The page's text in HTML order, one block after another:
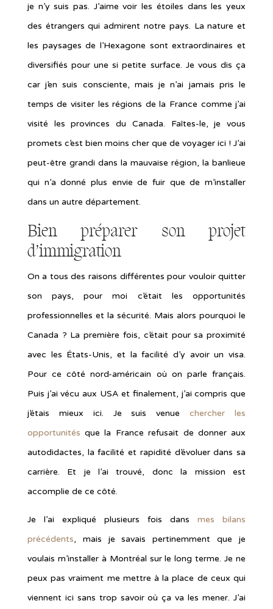
je n’y suis pas. J’aime voir les étoiles dans les yeux
des étrangers qui admirent notre pays. La nature et
les paysages de l’Hexagone sont extraordinaires et
diversifiés pour une si petite surface. Je vous dis ça
car j’en suis consciente, mais je n’ai jamais pris le
temps de visiter les régions de la France comme j’ai
visité les provinces du Canada. Faîtes-le, je vous
promets c’est bien moins cher que de voyager ici ! J’ai
peut-être grandi dans la mauvaise région, la banlieue
qui n’a donné plus envie de fuir que de m’installer
dans un autre département.
Bien préparer son projet
d’immigration
On a tous des raisons différentes pour vouloir quitter
son pays, pour moi c’était les opportunités
professionnelles et la sécurité. Mais alors pourquoi le
Canada ? La première fois, c’était pour sa proximité
avec les États-Unis, et la facilité d’y avoir un visa.
Pour ce côté nord-américain où on parle français.
Puis j’ai vécu aux USA et finalement, j’ai compris que
j’étais mieux ici. Je suis venuechercher les
opportunités que la France refusait de donner aux
autodidactes, la facilité et rapidité d’évoluer dans sa
carrière. Et je l’ai trouvé, donc la mission est
accomplie de ce côté.
Je l’ai expliqué plusieurs fois dansmes bilans
précédents, mais je savais pertinemment que je
voulais m’installer à Montréal sur le long terme. Je ne
peux pas vraiment me mettre à la place de ceux qui
viennent ici sans trop savoir où ça va les mener. J’ai